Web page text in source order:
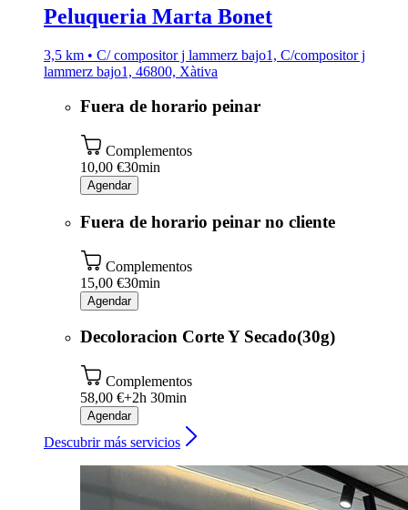
Peluqueria Marta Bonet
3,5 km • C/ compositor j lammerz bajo1, C/compositor j
lammerz bajo1, 46800, Xàtiva
Fuera de horario peinar
Complementos
10,00 €30min
Agendar
Fuera de horario peinar no cliente
Complementos
15,00 €30min
Agendar
Decoloracion Corte Y Secado(30g)
Complementos
58,00 €+2h 30min
Agendar
Descubrir más servicios